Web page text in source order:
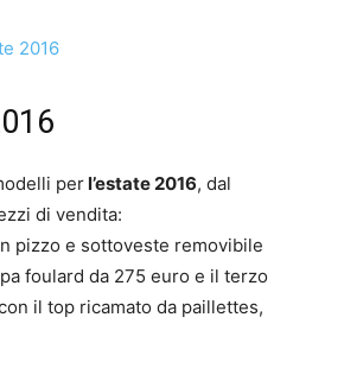
perl’estate 2016, dal
di vendita:
pizzo e sottoveste removibile
foulard da 275 euro e il terzo
il top ricamato da paillettes,